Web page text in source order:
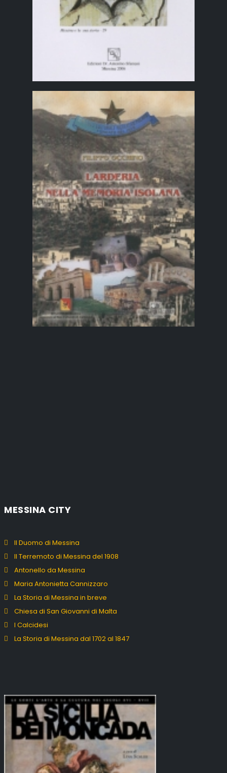
MESSINA CITY
Il Duomo di Messina
Il Terremoto di Messina del 1908
Antonello da Messina
Maria Antonietta Cannizzaro
La Storia di Messina in breve
Chiesa di San Giovanni di Malta
I Calcidesi
La Storia di Messina dal 1702 al 1847